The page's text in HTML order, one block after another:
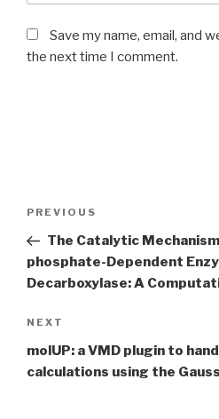
Save my name, email, and
the next time I comment.
Previous
Post
PREVIOUS
The Catalytic
phosphate-Dependent
Decarboxylase: A
Next
Post
NEXT
molUP: a VMD plugin to
calculations using the